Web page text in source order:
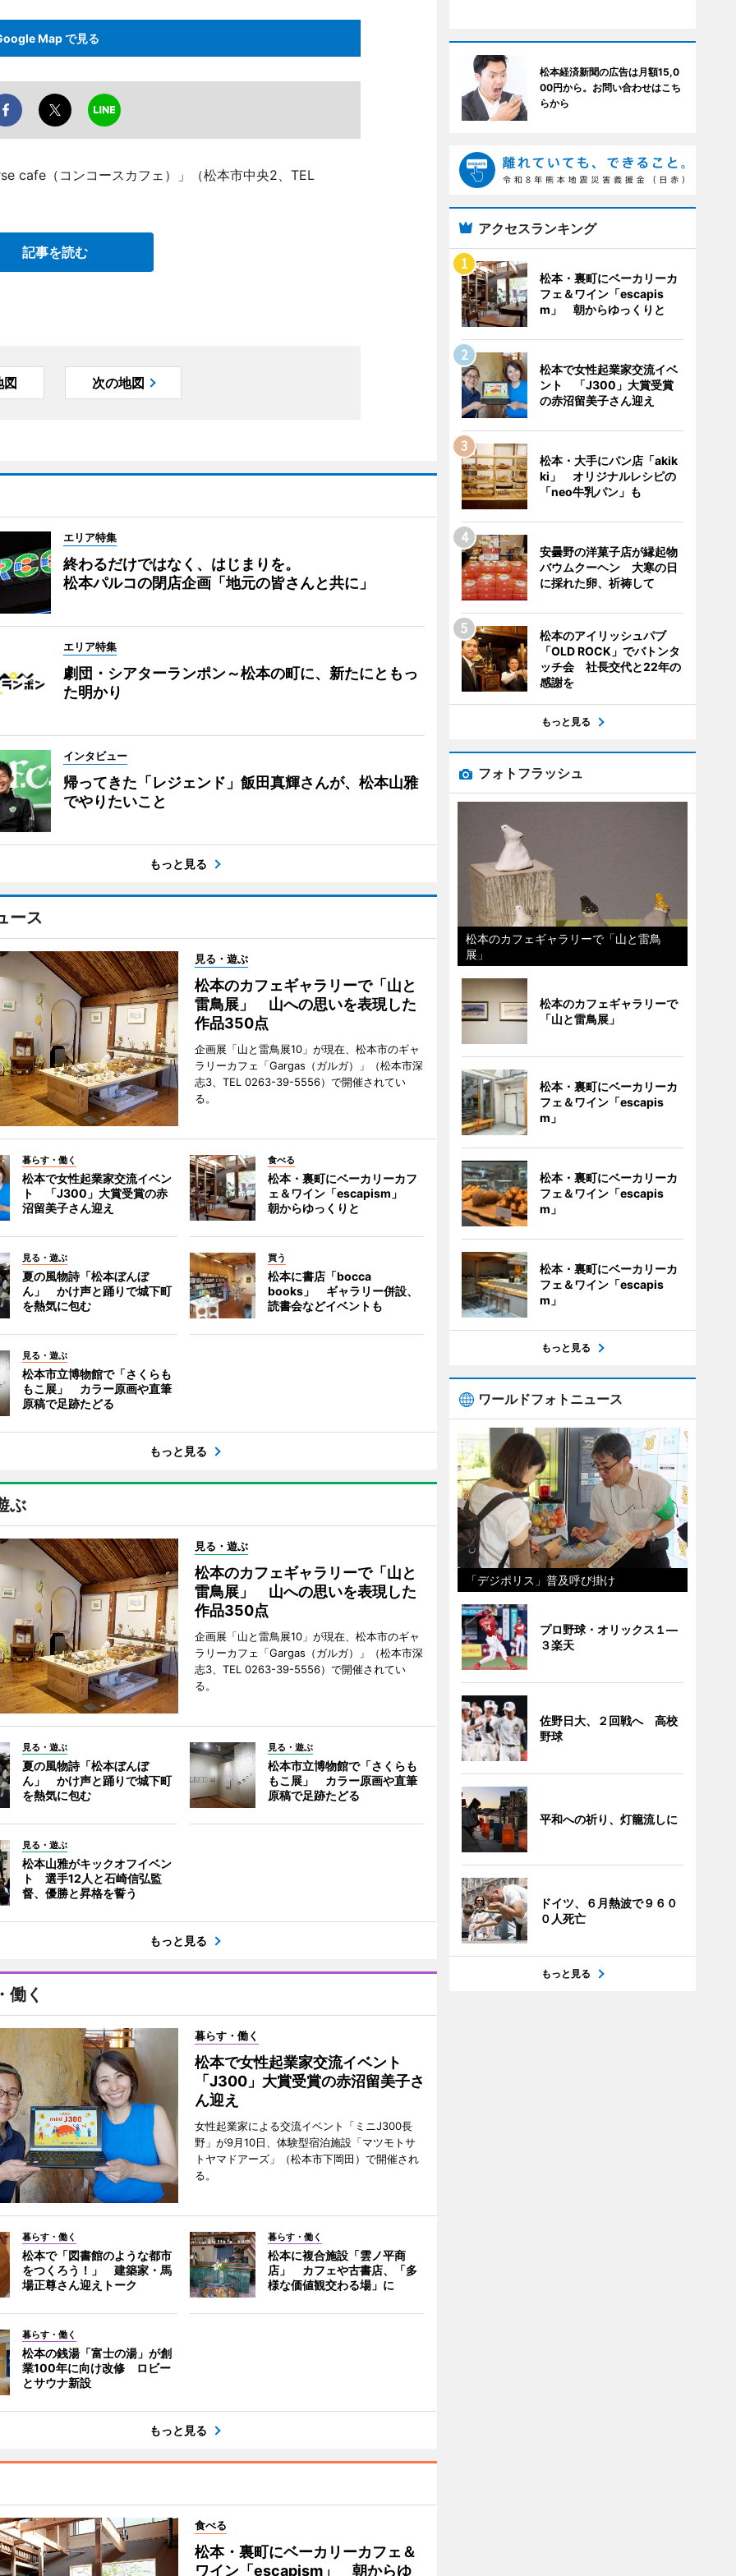
Map で見る
cafe（コンコースカフェ）」（松本市中央2、TEL
記事を読む
図 次の地図
エリア特集
終わるだけではなく、はじまりを。
松本パルコの閉店企画「地元の皆さんと共に」
エリア特集
劇団・シアターランポン～松本の町に、新たにともっ
た明かり
インタビュー
帰ってきた「レジェンド」飯田真輝さんが、松本山雅
でやりたいこと
もっと見る
ース
見る・遊ぶ
松本のカフェギャラリーで「山と
雷鳥展」 山への思いを表現した
作品350点
企画展「山と雷鳥展10」が現在、松本市のギャ
ラリーカフェ「Gargas（ガルガ）」（松本市深
志3、TEL 0263-39-5556）で開催されてい
る。
暮らす・働く
松本で女性起業家交流イベン
ト 「J300」大賞受賞の赤
沼留美子さん迎え
食べる
松本・裏町にベーカリーカフ
ェ＆ワイン「escapism」
朝からゆっくりと
見る・遊ぶ
夏の風物詩「松本ぼんぼ
ん」 かけ声と踊りで城下町
を熱気に包む
買う
松本に書店「bocca
books」 ギャラリー併設、
読書会などイベントも
見る・遊ぶ
松本市立博物館で「さくらも
もこ展」 カラー原画や直筆
原稿で足跡たどる
もっと見る
ぶ
見る・遊ぶ
松本のカフェギャラリーで「山と
雷鳥展」 山への思いを表現した
作品350点
企画展「山と雷鳥展10」が現在、松本市のギャ
ラリーカフェ「Gargas（ガルガ）」（松本市深
志3、TEL 0263-39-5556）で開催されてい
る。
見る・遊ぶ
夏の風物詩「松本ぼんぼ
ん」 かけ声と踊りで城下町
を熱気に包む
見る・遊ぶ
松本市立博物館で「さくらも
もこ展」 カラー原画や直筆
原稿で足跡たどる
見る・遊ぶ
松本山雅がキックオフイベン
ト 選手12人と石崎信弘監
督、優勝と昇格を誓う
もっと見る
働く
暮らす・働く
松本で女性起業家交流イベント
「J300」大賞受賞の赤沼留美子さ
ん迎え
女性起業家による交流イベント「ミニJ300長
野」が9月10日、体験型宿泊施設「マツモトサ
トヤマドアーズ」（松本市下岡田）で開催され
る。
暮らす・働く
松本で「図書館のような都市
をつくろう！」 建築家・馬
場正尊さん迎えトーク
暮らす・働く
松本に複合施設「雲ノ平商
店」 カフェや古書店、「多
様な価値観交わる場」に
暮らす・働く
松本の銭湯「富士の湯」が創
業100年に向け改修 ロビー
とサウナ新設
もっと見る
食べる
松本・裏町にベーカリーカフェ＆
ワイン「escapism」 朝からゆ
松本経済新聞の広告は月額15,0
00円から。お問い合わせはこち
らから
アクセスランキング
松本・裏町にベーカリーカ
フェ＆ワイン「escapis
m」 朝からゆっくりと
松本で女性起業家交流イベ
ント 「J300」大賞受賞
の赤沼留美子さん迎え
松本・大手にパン店「akik
ki」 オリジナルレシピの
「neo牛乳パン」も
安曇野の洋菓子店が縁起物
バウムクーヘン 大寒の日
に採れた卵、祈祷して
松本のアイリッシュパブ
「OLD ROCK」でバトンタ
ッチ会 社長交代と22年の
感謝を
もっと見る
フォトフラッシュ
松本のカフェギャラリーで「山と雷鳥
展」
松本のカフェギャラリーで
「山と雷鳥展」
松本・裏町にベーカリーカ
フェ＆ワイン「escapis
m」
松本・裏町にベーカリーカ
フェ＆ワイン「escapis
m」
松本・裏町にベーカリーカ
フェ＆ワイン「escapis
m」
もっと見る
ワールドフォトニュース
「デジポリス」普及呼び掛け
プロ野球・オリックス１―
３楽天
佐野日大、２回戦へ 高校
野球
平和への祈り、灯籠流しに
ドイツ、６月熱波で９６０
０人死亡
もっと見る